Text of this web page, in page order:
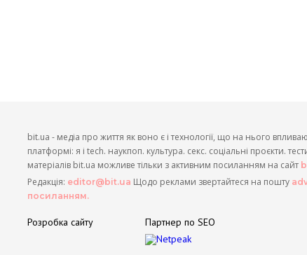
bit.ua - медіа про життя як воно є і технології, що на нього
платформі: я і tech. наукпоп. культура. секс. соціальні проєкти.
матеріалів bit.ua можливе тільки з активним посиланням на сайт
Редакція: editor@bit.ua Щодо реклами звертайтеся на пошту
посиланням.
Розробка сайту Партнер по SEO